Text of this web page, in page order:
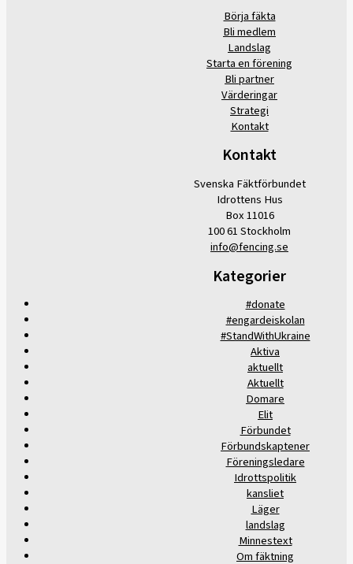
Börja fäkta
Bli medlem
Landslag
Starta en förening
Bli partner
Värderingar
Strategi
Kontakt
Kontakt
Svenska Fäktförbundet
Idrottens Hus
Box 11016
100 61 Stockholm
info@fencing.se
Kategorier
#donate
#engardeiskolan
#StandWithUkraine
Aktiva
aktuellt
Aktuellt
Domare
Elit
Förbundet
Förbundskaptener
Föreningsledare
Idrottspolitik
kansliet
Läger
landslag
Minnestext
Om fäktning